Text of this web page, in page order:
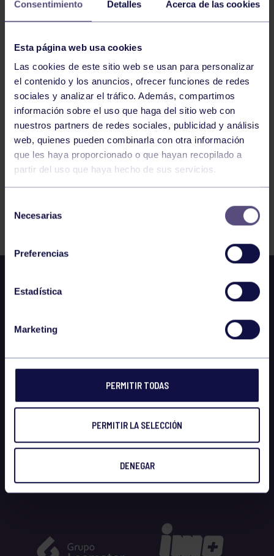
Consentimiento Detalles Acerca de las cookies
Esta página web usa cookies
Las cookies de este sitio web se usan para personalizar
el contenido y los anuncios, ofrecer funciones de redes
sociales y analizar el tráfico. Además, compartimos
información sobre el uso que haga del sitio web con
nuestros partners de redes sociales, publicidad y análisis
web, quienes pueden combinarla con otra información
que les haya proporcionado o que hayan recopilado a
partir del uso que haya hecho de sus servicios.
Necesarias
Preferencias
Estadística
Marketing
PERMITIR TODAS
PERMITIR LA SELECCIÓN
DENEGAR
09:30h VOLEIBOL
ENTRENAMIENTO ALEVÍN A Y B
137 138 139 140 141 142 143
FILTRAR